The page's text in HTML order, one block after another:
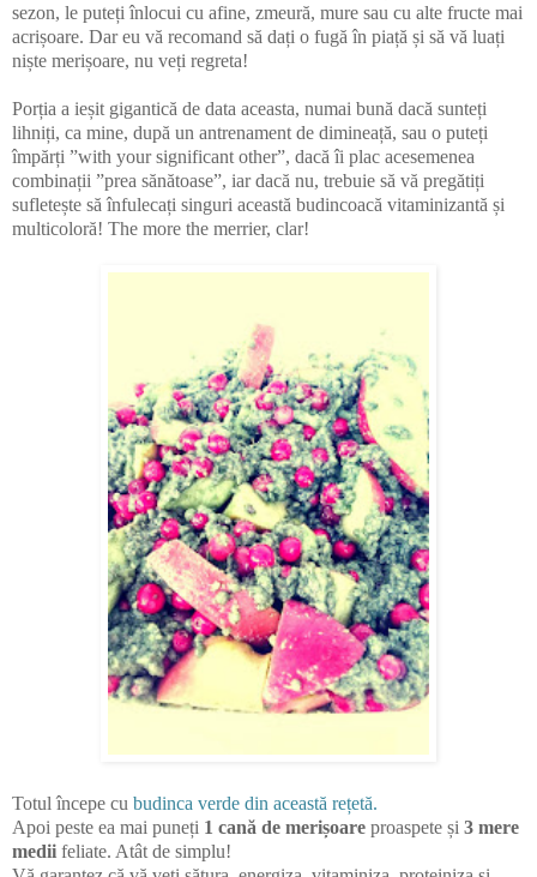
sezon, le puteți înlocui cu afine, zmeură, mure sau cu alte fructe mai
acrișoare. Dar eu vă recomand să dați o fugă în piață și să vă luați
niște merișoare, nu veți regreta!
Porția a ieșit gigantică de data aceasta, numai bună dacă sunteți
lihniți, ca mine, după un antrenament de dimineață, sau o puteți
împărți ”with your significant other”, dacă îi plac acesemenea
combinații ”prea sănătoase”, iar dacă nu, trebuie să vă pregătiți
sufletește să înfulecați singuri această budincoacă vitaminizantă și
multicoloră! The more the merrier, clar!
Totul începe cu budinca verde din această rețetă.
Apoi peste ea mai puneți 1 cană de merișoare proaspete și 3 mere
medii feliate. Atât de simplu!